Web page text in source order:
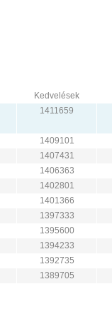
Kedvelések
1411659
1409101
1407431
1406363
1402801
1401366
1397333
1395600
1394233
1392735
1389705